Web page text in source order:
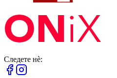
Следете нè: